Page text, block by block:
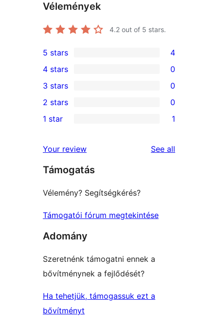
Vélemények
4.2 out of 5 stars.
4
5-
star
reviews
5 stars 4
4-
star
reviews
4 stars 0
0
3-
star
3 stars 0
2-
reviews
2 stars 0
star
review
1 star 1
Your review See all
Támogatás
Vélemény? Segítségkérés?
Támogatói fórum megtekintése
Adomány
Szeretnénk támogatni ennek a
bővítménynek a fejlődését?
Ha tehetjük, támogassuk ezt a
bővítményt